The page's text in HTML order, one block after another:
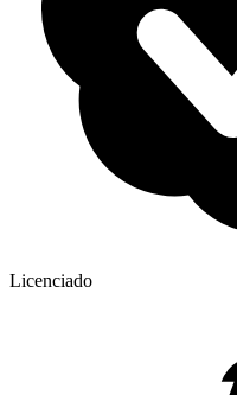
Licenciado